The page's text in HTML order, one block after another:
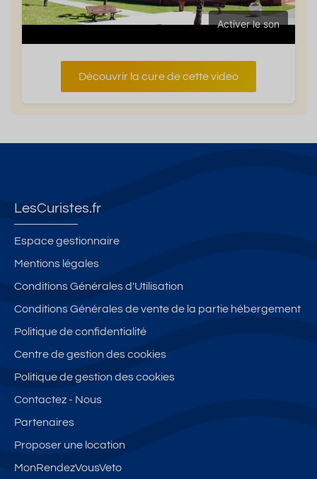
Activer le son
Découvrir la cure de cette video
LesCuristes.fr
Espace gestionnaire
Mentions légales
Conditions Générales d'Utilisation
Conditions Générales de vente de la partie hébergement
Politique de confidentialité
Centre de gestion des cookies
Politique de gestion des cookies
Contactez - Nous
Partenaires
Proposer une location
MonRendezVousVeto